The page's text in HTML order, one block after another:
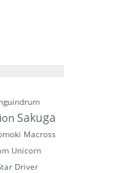
Sakuga
Macross
Unicorn
Driver